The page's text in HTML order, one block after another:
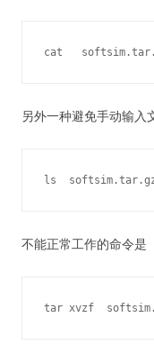
cat
另外一种避免手动输入
不能正常工作的命令是